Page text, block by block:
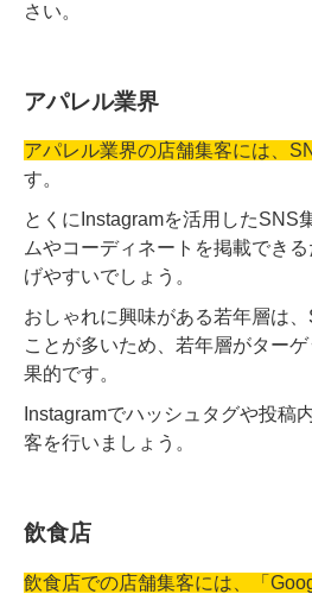
さい。
アパレル業界
アパレル業界の店舗集客には、
す。
とくにInstagramを活用したSNS
ムやコーディネートを掲載でき
げやすいでしょう。
おしゃれに興味がある若年層は
ことが多いため、若年層がター
果的です。
Instagramでハッシュタグや投稿
客を行いましょう。
飲食店
飲食店での店舗集客には、「